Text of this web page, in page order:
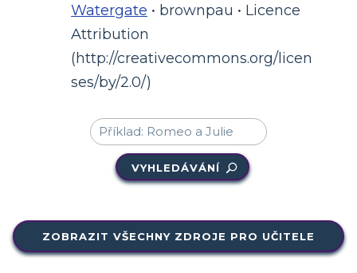
Watergate • brownpau • Licence
Attribution
(http://creativecommons.org/licen
ses/by/2.0/)
VYHLEDÁVÁNÍ
ZOBRAZIT VŠECHNY ZDROJE PRO UČITELE